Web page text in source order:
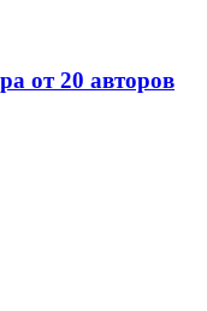
от 20 авторов